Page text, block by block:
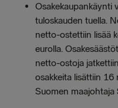
Osakekaupankäynti
tuloskauden tuella.
netto-ostettiin lisää
eurolla.
netto-ostoja
osakkeita lisättiin
Suomen maajohtaja